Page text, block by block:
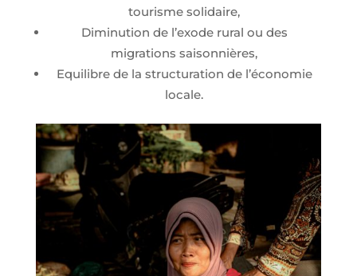
tourisme solidaire,
Diminution de l’exode rural ou des
migrations saisonnières,
Equilibre de la structuration de l’économie
locale.